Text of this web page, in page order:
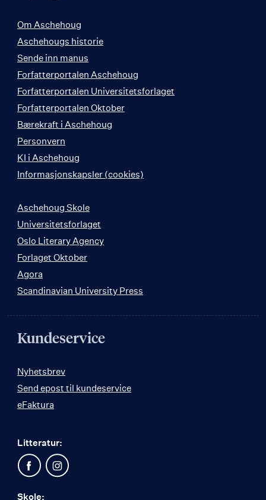
Om Aschehoug
Aschehougs historie
Sende inn manus
Forfatterportalen Aschehoug
Forfatterportalen Universitetsforlaget
Forfatterportalen Oktober
Bærekraft i Aschehoug
Personvern
KI i Aschehoug
Informasjonskapsler (cookies)
Aschehoug Skole
Universitetsforlaget
Oslo Literary Agency
Forlaget Oktober
Agora
Scandinavian University Press
Kundeservice
Nyhetsbrev
Send epost til kundeservice
eFaktura
Litteratur:
Skole: